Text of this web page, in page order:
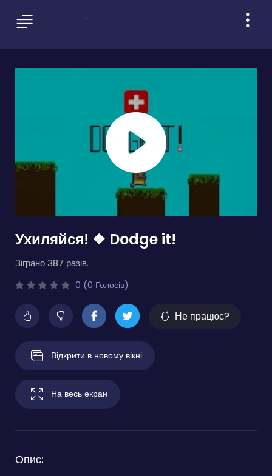
Ухиляйся! ❖ Dodge it!
Зіграно 387 разів.
0 (0 Голосів)
Не працює?
Відкрити в новому вікні
На весь екран
Опис: